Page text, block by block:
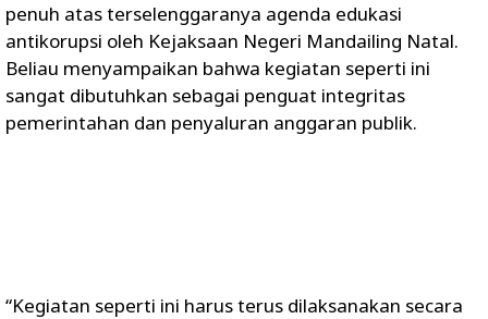
penuh atas terselenggaranya agenda edukasi
antikorupsi oleh Kejaksaan Negeri Mandailing Natal.
Beliau menyampaikan bahwa kegiatan seperti ini
sangat dibutuhkan sebagai penguat integritas
pemerintahan dan penyaluran anggaran publik.
“Kegiatan seperti ini harus terus dilaksanakan secara